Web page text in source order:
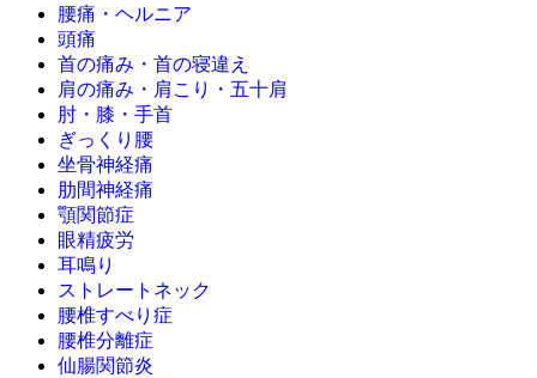
腰痛・ヘルニア
頭痛
首の痛み・首の寝違え
肩の痛み・肩こり・五十肩
肘・膝・手首
ぎっくり腰
坐骨神経痛
肋間神経痛
顎関節症
眼精疲労
耳鳴り
ストレートネック
腰椎すべり症
腰椎分離症
仙腸関節炎